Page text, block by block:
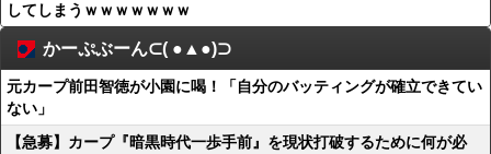
してしまうｗｗｗｗｗｗｗ
かーぷぶーん⊂( ●▲●)⊃
元カープ前田智徳が小園に喝！「自分のバッティングが確立できてい
ない」
【急募】カープ『暗黒時代一歩手前』を現状打破するために何が必